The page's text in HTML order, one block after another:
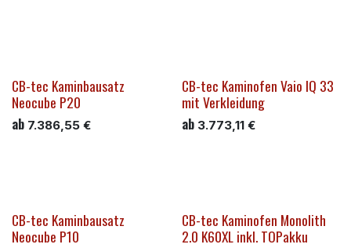
CB-tec Kaminbausatz
Neocube P20
ab 7.386,55 €
CB-tec Kaminofen Vaio IQ 33
mit Verkleidung
ab 3.773,11€
CB-tec Kaminbausatz
Neocube P10
CB-tec Kaminofen Monolith
2.0 K60XL inkl. TOPakku